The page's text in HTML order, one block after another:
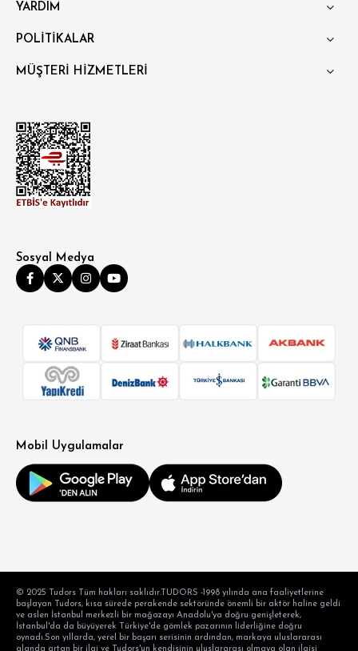
YARDIM
POLİTİKALAR
MÜŞTERİ HİZMETLERİ
Sosyal Medya
Mobil Uygulamalar
© 2025 Tudors Tüm hakları saklıdır.TUDORS -1998 yılında ana faaliyetlerine
başlayan Tudors, kısa sürede perakende sektöründe önemli bir aktör haline geldi
ve aslen İstanbul merkezli bir mağazayı Anadolu'ya doğru genişleterek,
İstanbul'da da büyüyerek Türkiye'de gömlek pazarının liderliğine doğru
oynadı.Son yıllarda, yerel bir başarı serisinin ardından, markaya uluslararası